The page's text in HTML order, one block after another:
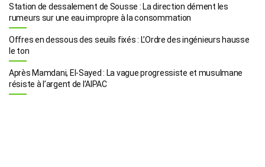
Station de dessalement de Sousse : La direction dément les
rumeurs sur une eau impropre à la consommation
Offres en dessous des seuils fixés : L’Ordre des ingénieurs hausse
le ton
Après Mamdani, El-Sayed : La vague progressiste et musulmane
résiste à l’argent de l’AIPAC